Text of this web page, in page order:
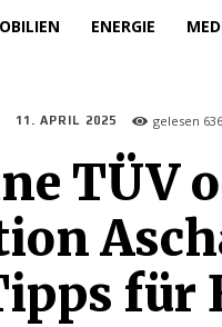
ENERGIE
11. APRIL 2025 gelesen 636
TÜV
für